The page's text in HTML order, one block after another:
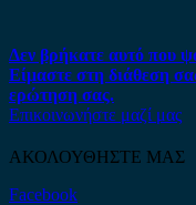
Δεν βρήκατε αυτό που
Είμαστε στη διάθεση
ερώτηση σας.
Επικοινωνήστε μαζί μας
ΑΚΟΛΟΥΘΗΣΤΕ ΜΑΣ
Facebook